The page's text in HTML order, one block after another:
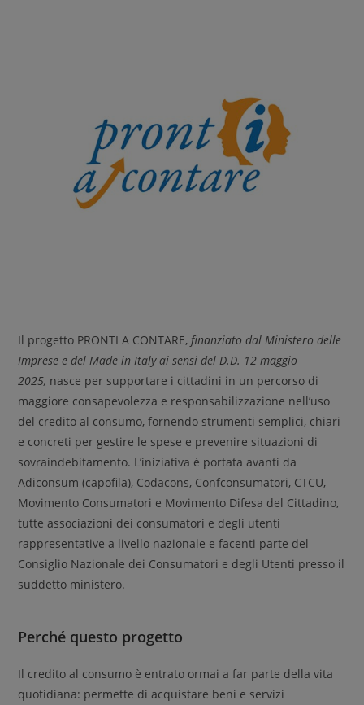
Il progetto PRONTI A CONTARE, finanziato dal Ministero delle
Imprese e del Made in Italyai sensi del D.D. 12 maggio
2025, nasce per supportare i cittadini in un percorso di
maggiore consapevolezza e responsabilizzazione nell’uso
del credito al consumo, fornendo strumenti semplici, chiari
e concreti per gestire le spese e prevenire situazioni di
sovraindebitamento. L’iniziativa è portata avanti da
Adiconsum (capofila), Codacons, Confconsumatori, CTCU,
Movimento Consumatori e Movimento Difesa del Cittadino,
tutte associazioni dei consumatori e degli utenti
rappresentative a livello nazionale e facenti parte del
Consiglio Nazionale dei Consumatori e degli Utenti presso il
suddetto ministero.
Perché questo progetto
Il credito al consumo è entrato ormai a far parte della vita
quotidiana: permette di acquistare beni e servizi